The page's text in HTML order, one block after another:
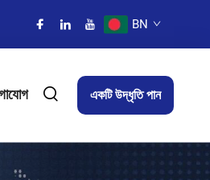
BN
একটি উদ্ধৃতি পান